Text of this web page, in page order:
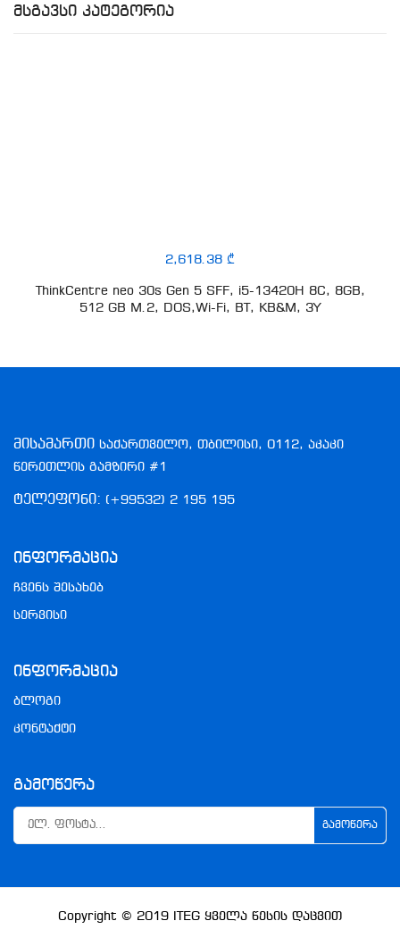
Მსგავსი Კატეგორია
2,618.38 ₾
ThinkCentre neo 30s Gen 5 SFF, i5-13420H 8C, 8GB,
512 GB M.2, DOS,Wi-Fi, BT, KB&M, 3Y
მისამართი საქართველო, თბილისი, 0112, აკაკი
წერეთლის გამზირი #1
ტელეფონი: (+99532) 2 195 195
Ინფორმაცია
ჩვენს შესახებ
სერვისი
Ინფორმაცია
ბლოგი
კონტაქტი
Გამოწერა
ᲒᲐᲛᲝᲬᲔᲠᲐ
Copyright © 2019 ITEG Ყველა Წესის Დაცვით